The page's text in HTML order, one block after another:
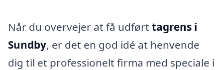
Når du overvejer at få udført tagrens i
Sundby, er det en god idé at henvende
dig til et professionelt firma med speciale i